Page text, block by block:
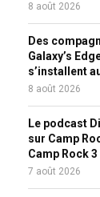
8 août 2026
Des
Galaxy’s
s’installent
8 août 2026
Le podcast
sur Camp
Camp Rock 3
7 août 2026